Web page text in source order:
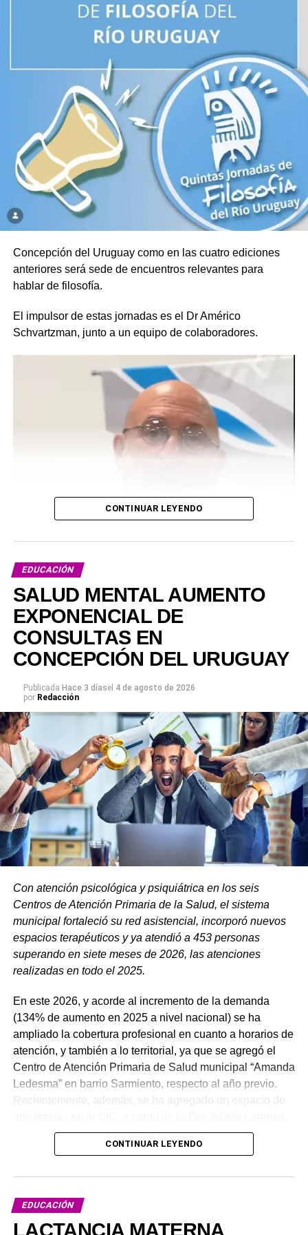
Concepción del Uruguay como en las cuatro ediciones
anteriores será sede de encuentros relevantes para
hablar de filosofía.
El impulsor de estas jornadas es el Dr Américo
Schvartzman, junto a un equipo de colaboradores.
Será 14 y 15 de agosto de 2026 con la siguiente
programación:
CONTINUAR LEYENDO
EDUCACIÓN
SALUD MENTAL AUMENTO
EXPONENCIAL DE
CONSULTAS EN
CONCEPCIÓN DEL URUGUAY
Publicada Hace 3 díasel 4 de agosto de 2026
por Redacción
Con atención psicológica y psiquiátrica en los seis
Centros de Atención Primaria de la Salud, el sistema
municipal fortaleció su red asistencial, incorporó nuevos
espacios terapéuticos y ya atendió a 453 personas
superando en siete meses de 2026, las atenciones
realizadas en todo el 2025.
En este 2026, y acorde al incremento de la demanda
(134% de aumento en 2025 a nivel nacional) se ha
ampliado la cobertura profesional en cuanto a horarios de
atención, y también a lo territorial, ya que se agregó el
Centro de Atención Primaria de Salud municipal “Amanda
Ledesma” en barrio Sarmiento, respecto al año previo.
Recientemente, además, se ha agregado un espacio de
la enfermera Laura Quintero, y la Técnica Fabiana Loker.
Recordemos que los seis Centros de Atención Primaria
CONTINUAR LEYENDO
EDUCACIÓN
LACTANCIA MATERNA